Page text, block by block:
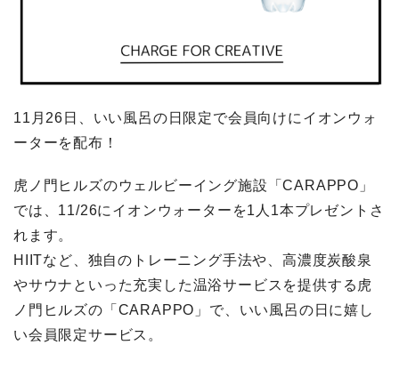
11月26日、いい風呂の日限定で会員向けにイオンウォ
ーターを配布！
虎ノ門ヒルズのウェルビーイング施設「CARAPPO」
では、11/26にイオンウォーターを1人1本プレゼントさ
れます。
HIITなど、独自のトレーニング手法や、高濃度炭酸泉
やサウナといった充実した温浴サービスを提供する虎
ノ門ヒルズの「CARAPPO」で、いい風呂の日に嬉し
い会員限定サービス。